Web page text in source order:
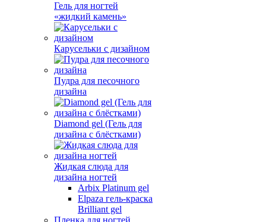
Гель для ногтей
«жидкий камень»
Карусельки с дизайном
Пудра для песочного
дизайна
Diamond gel (Гель для
дизайна с блёстками)
Жидкая слюда для
дизайна ногтей
Arbix Platinum gel
Elpaza гель-краска
Brilliant gel
Пленка для ногтей